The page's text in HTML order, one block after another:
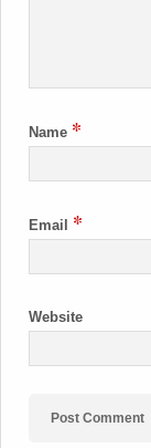
Name *
Email *
Website